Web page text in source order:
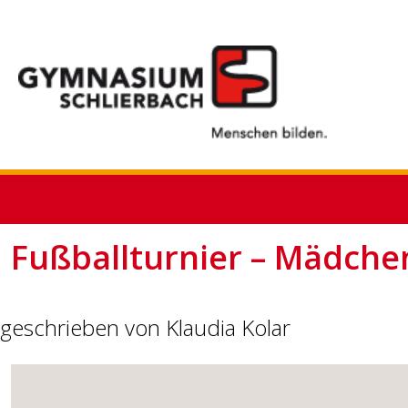
Fußballturnier –
geschrieben von Klaudia Kolar